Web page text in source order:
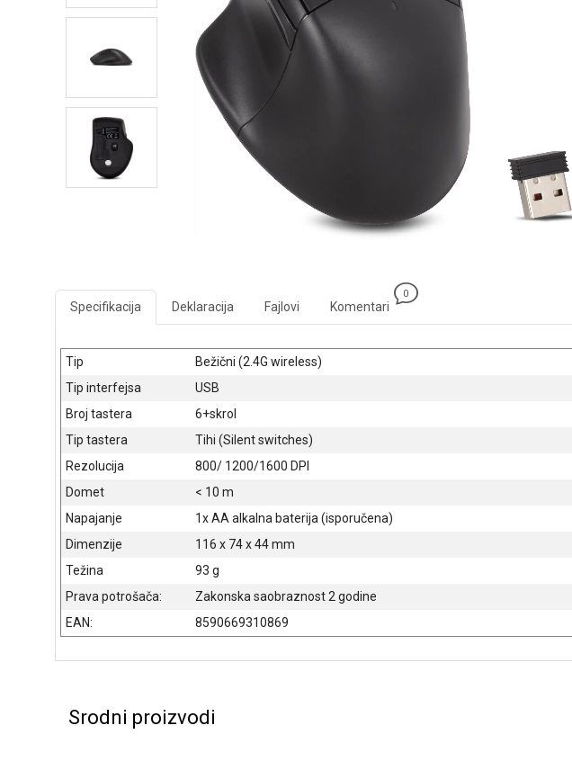
Specifikacija Deklaracija Fajlovi Komentari
0
Tip
Bežični (2.4G wireless)
Tip interfejsa
USB
Broj tastera
6+skrol
Tip tastera
Tihi (Silent switches)
Rezolucija
800/ 1200/1600 DPI
Domet
< 10 m
Napajanje
1x AA alkalna baterija (isporučena)
Dimenzije
116 x 74 x 44 mm
Težina
93 g
Prava potrošača:
Zakonska saobraznost 2 godine
EAN:
8590669310869
Srodni proizvodi